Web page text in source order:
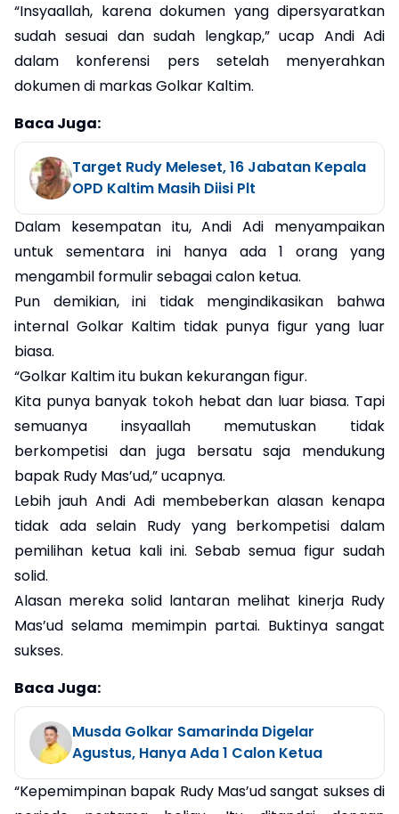
“Insyaallah, karena dokumen yang dipersyaratkan
sudah sesuai dan sudah lengkap,” ucap Andi Adi
dalam konferensi pers setelah menyerahkan
dokumen di markas Golkar Kaltim.
Baca Juga:
Target Rudy Meleset, 16 Jabatan Kepala
OPD Kaltim Masih Diisi Plt
Dalam kesempatan itu, Andi Adi menyampaikan
untuk sementara ini hanya ada 1 orang yang
mengambil formulir sebagai calon ketua.
Pun demikian, ini tidak mengindikasikan bahwa
internal Golkar Kaltim tidak punya figur yang luar
biasa.
“Golkar Kaltim itu bukan kekurangan figur.
Kita punya banyak tokoh hebat dan luar biasa. Tapi
semuanya insyaallah memutuskan tidak
berkompetisi dan juga bersatu saja mendukung
bapak Rudy Mas’ud,” ucapnya.
Lebih jauh Andi Adi membeberkan alasan kenapa
tidak ada selain Rudy yang berkompetisi dalam
pemilihan ketua kali ini. Sebab semua figur sudah
solid.
Alasan mereka solid lantaran melihat kinerja Rudy
Mas’ud selama memimpin partai. Buktinya sangat
sukses.
Baca Juga:
Musda Golkar Samarinda Digelar
Agustus, Hanya Ada 1 Calon Ketua
“Kepemimpinan bapak Rudy Mas’ud sangat sukses di